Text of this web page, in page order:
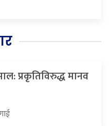
प्रकृतिविरुद्ध मानव